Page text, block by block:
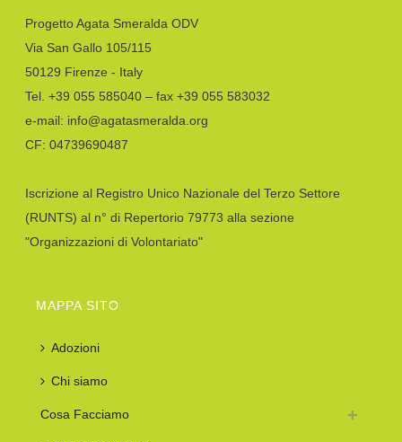
Progetto Agata Smeralda ODV
Via San Gallo 105/115
50129 Firenze - Italy
Tel. +39 055 585040 – fax +39 055 583032
e-mail: info@agatasmeralda.org
CF: 04739690487
Iscrizione al Registro Unico Nazionale del Terzo Settore
(RUNTS) al n° di Repertorio 79773 alla sezione
"Organizzazioni di Volontariato"
MAPPA SITO
Adozioni
Chi siamo
Cosa Facciamo